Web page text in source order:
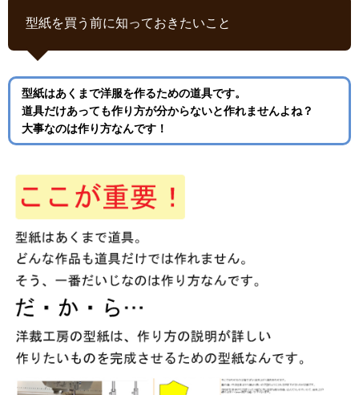
型紙を買う前に知っておきたいこと
型紙はあくまで洋服を作るための道具です。
道具だけあっても作り方が分からないと作れませんよね？
大事なのは作り方なんです！